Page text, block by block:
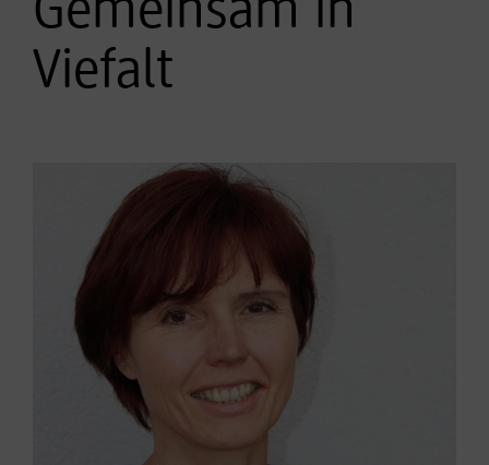
Gemeinsam in
Viefalt